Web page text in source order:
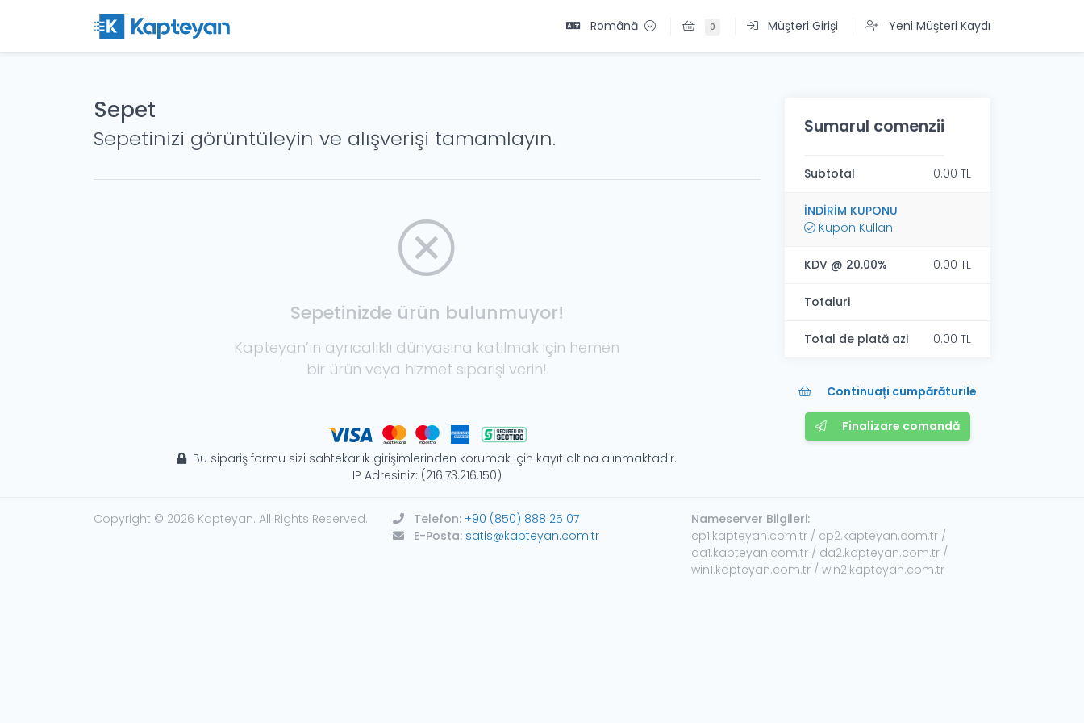
Română 0 Müşteri Girişi Yeni Müşteri Kaydı
Sepet
Sepetinizi görüntüleyin ve alışverişi tamamlayın.
Sepetinizde ürün bulunmuyor!
Kapteyan’ın ayrıcalıklı dünyasına katılmak için hemen
bir ürün veya hizmet siparişi verin!
Bu sipariş formu sizi sahtekarlık girişimlerinden korumak için kayıt altına alınmaktadır.
IP Adresiniz: (216.73.216.150)
Sumarul comenzii
Subtotal 0.00 TL
İNDIRIM KUPONU
Kupon Kullan
KDV @ 20.00% 0.00 TL
Totaluri
Total de plată azi 0.00 TL
Continuați cumpărăturile
Finalizare comandă
Copyright © 2026 Kapteyan. All Rights Reserved. Telefon: +90 (850) 888 25 07
E-Posta: satis@kapteyan.com.tr
Nameserver Bilgileri:
cp1.kapteyan.com.tr / cp2.kapteyan.com.tr /
da1.kapteyan.com.tr / da2.kapteyan.com.tr /
win1.kapteyan.com.tr / win2.kapteyan.com.tr